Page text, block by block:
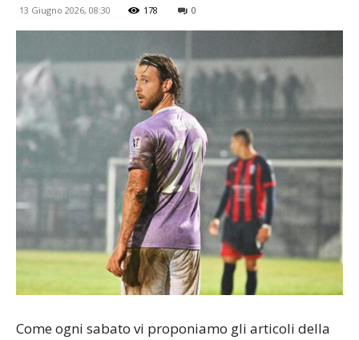
13 Giugno 2026, 08:30 178 0
Come ogni sabato vi proponiamo gli articoli della